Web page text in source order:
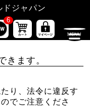
ドジャパン
6
きます。
り、法令に違反す
でご注意くださ